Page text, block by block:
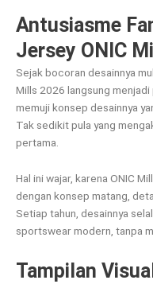
Antusiasme
Jersey ONIC
Sejak bocoran desainnya
Mills 2026 langsung menjadi
memuji konsep desainnya
Tak sedikit pula yang
pertama.
Hal ini wajar, karena ONIC
dengan konsep matang,
Setiap tahun, desainnya
sportswear modern, tanpa
Tampilan